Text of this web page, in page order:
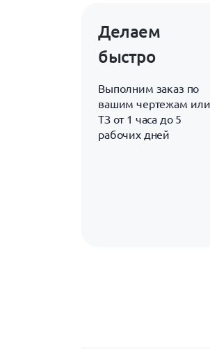
Делаем
быстро
Выполним заказ по
вашим чертежам или
ТЗ от 1 часа до 5
рабочих дней